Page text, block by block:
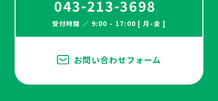
043-213-3698
受付時間 ／ 9:00 - 17:00 [ 月-金 ]
お問い合わせフォーム